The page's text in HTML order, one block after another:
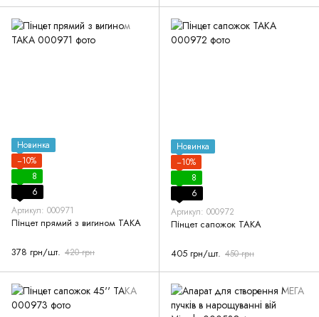
Новинка
−10%
8
6
Артикул: 000971
Пінцет прямий з вигином ТАКА
378 грн/шт. 420 грн
Новинка
−10%
8
6
Артикул: 000972
Пінцет сапожок ТАКА
405 грн/шт. 450 грн